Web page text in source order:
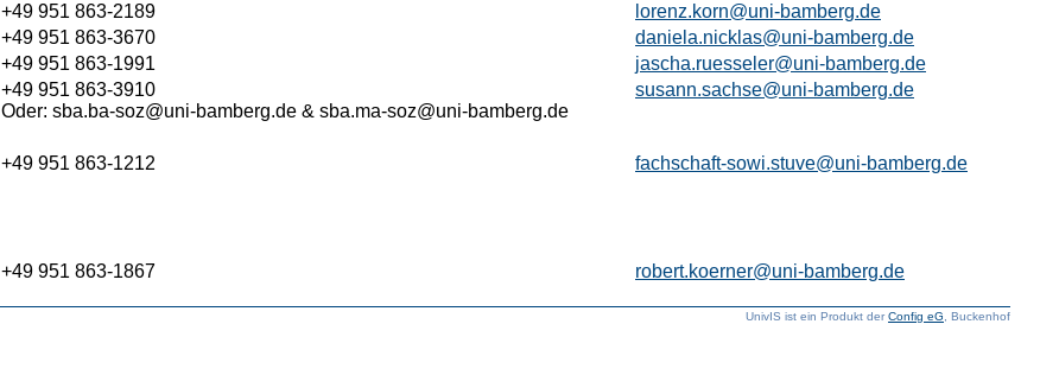
+49 951 863-2189
lorenz.korn@uni-bamberg.de
+49 951 863-3670
daniela.nicklas@uni-bamberg.de
+49 951 863-1991
jascha.ruesseler@uni-bamberg.de
+49 951 863-3910
Oder: sba.ba-soz@uni-bamberg.de & sba.ma-soz@uni-bamberg.de
susann.sachse@uni-bamberg.de
+49 951 863-1212
fachschaft-sowi.stuve@uni-bamberg.de
+49 951 863-1867 robert.koerner@uni-bamberg.de
UnivIS ist ein Produkt derConfig eG , Buckenhof